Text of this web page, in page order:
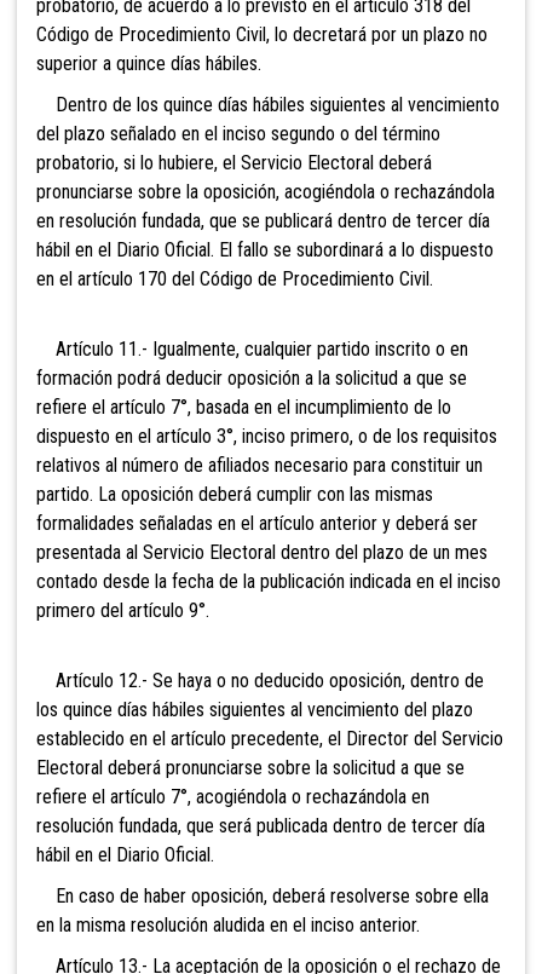
probatorio, de acuerdo a lo previsto en el artículo 318 del
Código de Procedimiento Civil, lo decretará por un plazo no
superior a quince días hábiles.
Dentro de los quince días hábiles siguientes al vencimiento
del plazo señalado en el inciso segundo o del término
probatorio, si lo hubiere, el Servicio Electoral deberá
pronunciarse sobre la oposición, acogiéndola o rechazándola
en resolución fundada, que se publicará dentro de tercer día
hábil en el Diario Oficial. El fallo se subordinará a lo dispuesto
en el artículo 170 del Código de Procedimiento Civil.
Artículo 11.- Igualmente, cualquier partido inscrito o en
formación podrá deducir oposición a la solicitud a que se
refiere el artículo 7°, basada en el incumplimiento de lo
dispuesto en el artículo 3°, inciso primero, o de los requisitos
relativos al número de afiliados necesario para constituir un
partido. La oposición deberá cumplir con las mismas
formalidades señaladas en el artículo anterior y deberá ser
presentada al Servicio Electoral dentro del plazo de un mes
contado desde la fecha de la publicación indicada en el inciso
primero del artículo 9°.
Artículo 12.- Se haya o no deducido oposición, dentro de
los quince días hábiles siguientes al vencimiento del plazo
establecido en el artículo precedente, el Director del Servicio
Electoral deberá pronunciarse sobre la solicitud a que se
refiere el artículo 7°, acogiéndola o rechazándola en
resolución fundada, que será publicada dentro de tercer día
hábil en el Diario Oficial.
En caso de haber oposición, deberá resolverse sobre ella
en la misma resolución aludida en el inciso anterior.
Artículo 13.- La aceptación de la oposición o el rechazo de